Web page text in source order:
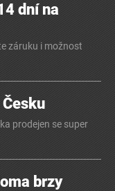
dní na
záruku i možnost
prodejen se super
brzy